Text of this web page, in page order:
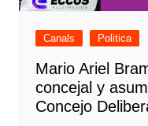
Canals Politica
Mario Ariel
concejal y
Concejo